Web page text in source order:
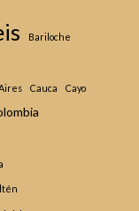
Bariloche
Cauca Cayo